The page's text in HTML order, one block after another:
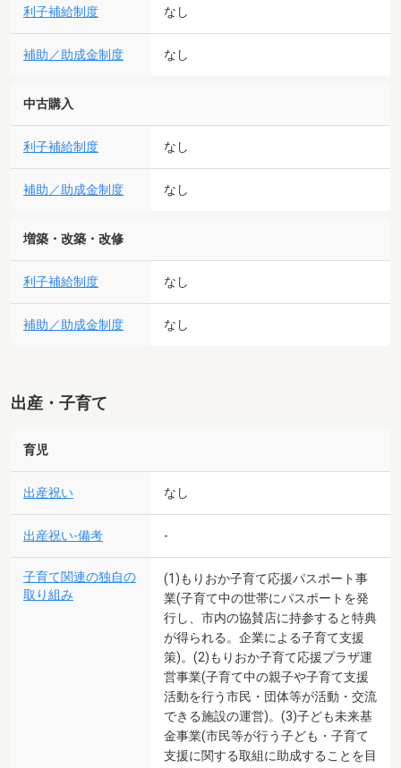
利子補給制度 なし
補助／助成金制度 なし
中古購入
利子補給制度 なし
補助／助成金制度 なし
増築・改築・改修
利子補給制度 なし
補助／助成金制度 なし
出産・子育て
育児
出産祝い なし
出産祝い-備考 -
子育て関連の独自の
取り組み
(1)もりおか子育て応援パスポート事
業(子育て中の世帯にパスポートを発
行し、市内の協賛店に持参すると特典
が得られる。企業による子育て支援
策)。(2)もりおか子育て応援プラザ運
営事業(子育て中の親子や子育て支援
活動を行う市民・団体等が活動・交流
できる施設の運営)。(3)子ども未来基
金事業(市民等が行う子ども・子育て
支援に関する取組に助成することを目